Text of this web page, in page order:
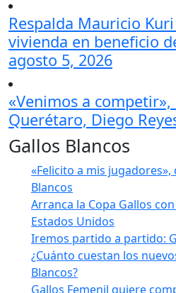
Respalda Mauricio
vivienda en beneficio
agosto 5, 2026
«Venimos a
Querétaro, Diego
Gallos Blancos
«Felicito a mis jugadores»,
Blancos
Arranca la Copa Gallos
Estados Unidos
Iremos partido a partido:
¿Cuánto cuestan los
Blancos?
Gallos Femenil quiere